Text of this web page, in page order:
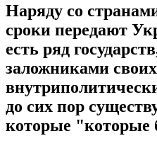
Наряду со
сроки передают
есть ряд
заложниками своих
до сих пор
которые "которые